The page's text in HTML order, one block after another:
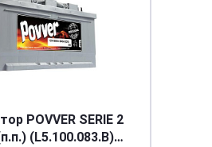
POVVER SERIE 2
(L5.100.083.B)